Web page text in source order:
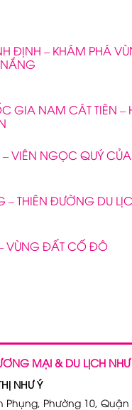
ĐỊNH – KHÁM PHÁ
GIA NAM CÁT TIÊN –
VIÊN NGỌC QUÝ
– THIÊN ĐƯỜNG DU
VÙNG ĐẤT CỐ ĐÔ
MẠI & DU LỊCH NHƯ
NHƯ Ý
Phụng, Phường 10, Quận